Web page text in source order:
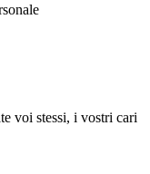
voi stessi, i vostri cari